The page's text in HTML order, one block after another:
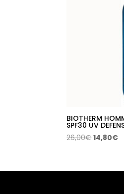
BIOTHERM
SPF30 UV
26,00€El
era:
14,80€El